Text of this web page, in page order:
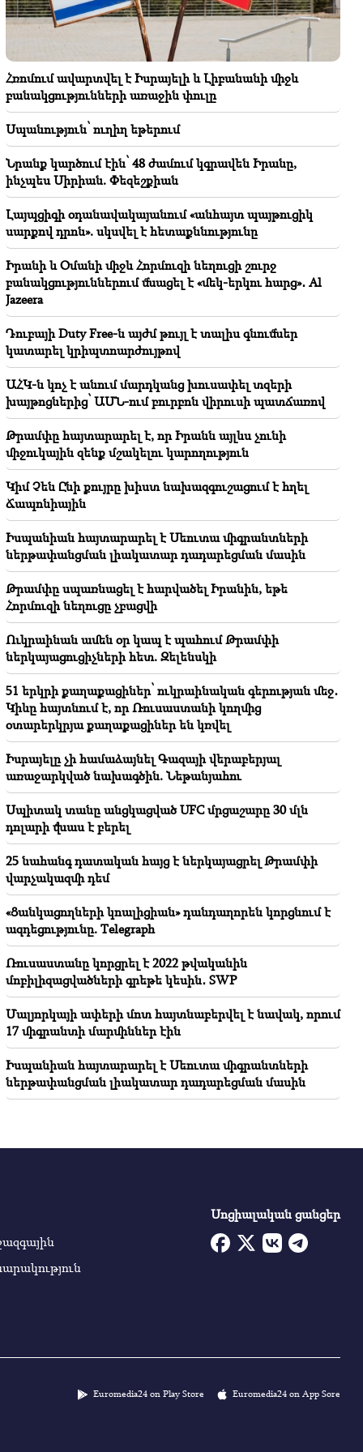
ինչպես Սիրիան. Փեզեշքիան
Հրդեհ է բռնկվել Երևանի Զաքարիա Քանաքեռցու
փողոցի տներից մեկում
Ջուր հավաքեք․ բազմաթիվ հասցեներում ջուր չի
լինելու
21:30
Սա աննախադեպ խայտառակություն է. Մելիքյանը՝
Կաթողիկոսի դեմ քրեական գործի և դատական
նիստի մասին (տեսանյութ)
21:26
Հանձնվել թուրքական ողորմածությա՞նը, թե՞
պայքարել մինչև վերջ. Ավետիք Չալաբյանի ուղերձը
կալանավայրից
21:10
Հուսանք՝ Հորմուզի շուրջ խաղաղ
հանգուցալուծումը կկայանա․ Արտակ Զաքարյան
20:56 Կարևոր
Զգուշացե՛ք կեղծ էջերից և առցանց
խարդախություններից, նպատակը՝ բանկային
տվյալներին տիրանալն է (լուսանկար)
20:41
ՍԴ-ն վարույթ է ընդունել Հայաստան–ԱՄՆ TRIPP
համաձայնագրի սահմանադրականության հարցը
20:30
ԱՄՆ-ն պատրաստվում է միջուկային
պատերազմի.Նոր ձերբակալություններ և
ռեպրեսիաներ (տեսանյութ)
19:53
Լայպցիգի օդանավակայանում «անհայտ պայթուցիկ
սարքով դրոն». սկսվել է հետաքննությունը
19:47
Սիլվա Հակոբյանը հայտնել է ցավալի կորստի
մասին (Լուսանկար)
19:32
Պետրա Բայրը վերահաստատել է ԵԽԽՎ
աջակցությունը՝ սերտորեն համագործակցելու
Հայաստանի Ազգային ժողովի հետ
Հռոմում ավարտվել է Իսրայելի և Լիբանանի միջև
բանակցությունների առաջին փուլը
Սպանություն՝ ուղիղ եթերում
Նրանք կարծում էին՝ 48 ժամում կգրավեն Իրանը,
ինչպես Սիրիան. Փեզեշքիան
Լայպցիգի օդանավակայանում «անհայտ պայթուցիկ
սարքով դրոն». սկսվել է հետաքննությունը
Իրանի և Օմանի միջև Հորմուզի նեղուցի շուրջ
բանակցություններում մնացել է «մեկ-երկու հարց»․ Al
Jazeera
Դուբայի Duty Free-ն այժմ թույլ է տալիս գնումներ
կատարել կրիպտոարժույթով
ԱՀԿ-ն կոչ է անում մարդկանց խուսափել տզերի
խայթոցներից՝ ԱՄՆ-ում բուրբոն վիրուսի պատճառով
Թրամփը հայտարարել է, որ Իրանն այլևս չունի
միջուկային զենք մշակելու կարողություն
Կիմ Չեն Ընի քույրը խիստ նախազգուշացում է հղել
Ճապոնիային
Իսպանիան հայտարարել է Սեուտա միգրանտների
ներթափանցման լիակատար դադարեցման մասին
Թրամփը սպառնացել է հարվածել Իրանին, եթե
Հորմուզի նեղուցը չբացվի
Ուկրաինան ամեն օր կապ է պահում Թրամփի
ներկայացուցիչների հետ. Զելենսկի
51 երկրի քաղաքացիներ՝ ուկրաինական գերության մեջ․
Կիևը հայտնում է, որ Ռուսաստանի կողմից
օտարերկրյա քաղաքացիներ են կռվել
Իսրայելը չի համաձայնել Գազայի վերաբերյալ
առաջարկված նախագծին. Նեթանյահու
Սպիտակ տանը անցկացված UFC մրցաշարը 30 մլն
դոլարի վնաս է բերել
25 նահանգ դատական հայց է ներկայացրել Թրամփի
վարչակազմի դեմ
«Ցանկացողների կոալիցիան» դանդաղորեն կորցնում է
ազդեցությունը. Telegraph
Ռուսաստանը կորցրել է 2022 թվականին
մոբիլիզացվածների գրեթե կեսին․ SWP
Մալյորկայի ափերի մոտ հայտնաբերվել է նավակ, որում
17 միգրանտի մարմիններ էին
Իսպանիան հայտարարել է Սեուտա միգրանտների
ներթափանցման լիակատար դադարեցման մասին
Սոցիալական ցանցեր
Euromedia24 on Play Store Euromedia24 on App Sore